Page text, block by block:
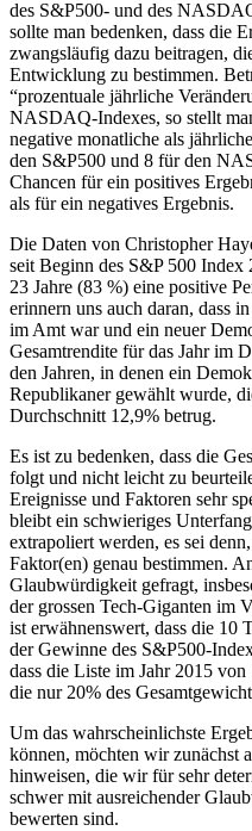
des S&P500- und des
sollte man bedenken, dass die
zwangsläufig dazu beitragen,
Entwicklung zu bestimmen.
“prozentuale jährliche
NASDAQ-Indexes, so stellt
negative monatliche als
den S&P500 und 8 für den
Chancen für ein positives
als für ein negatives Ergebnis.
Die Daten von Christopher
seit Beginn des S&P 500 Index
23 Jahre (83 %) eine positive
erinnern uns auch daran, dass
im Amt war und ein neuer
Gesamtrendite für das Jahr im
den Jahren, in denen ein
Republikaner gewählt wurde,
Durchschnitt 12,9% betrug.
Es ist zu bedenken, dass die
folgt und nicht leicht zu
Ereignisse und Faktoren sehr
bleibt ein schwieriges
extrapoliert werden, es sei
Faktor(en) genau bestimmen.
Glaubwürdigkeit gefragt,
der grossen Tech-Giganten im
ist erwähnenswert, dass die 10
der Gewinne des S&P500-
dass die Liste im Jahr 2015
die nur 20% des
Um das wahrscheinlichste
können, möchten wir zunächst
hinweisen, die wir für sehr
schwer mit ausreichender
bewerten sind.